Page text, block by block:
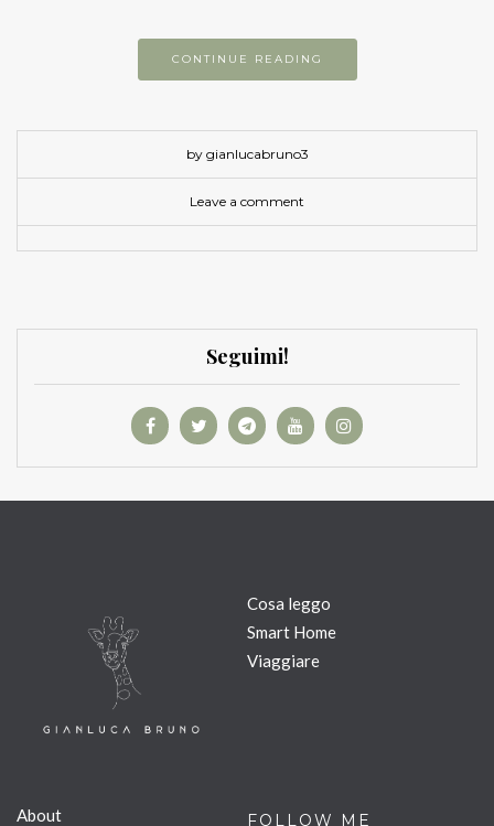
CONTINUE READING
by gianlucabruno3
Leave a comment
Seguimi!
Cosa leggo
Smart Home
Viaggiare
About FOLLOW ME